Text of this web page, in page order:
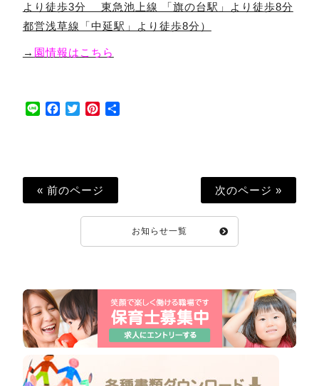
より徒歩3分 東急池上線 「旗の台駅」より徒歩8分
都営浅草線「中延駅」より徒歩8分）
→ 園情報はこちら
Line Facebook
TwitterPinterest
« 前のページ 次のページ »
お知らせ一覧